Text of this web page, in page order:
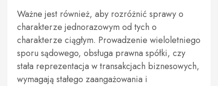
Ważne jest również, aby rozróżnić sprawy o
charakterze jednorazowym od tych o
charakterze ciągłym. Prowadzenie wieloletniego
sporu sądowego, obsługa prawna spółki, czy
stała reprezentacja w transakcjach biznesowych,
wymagają stałego zaangażowania i